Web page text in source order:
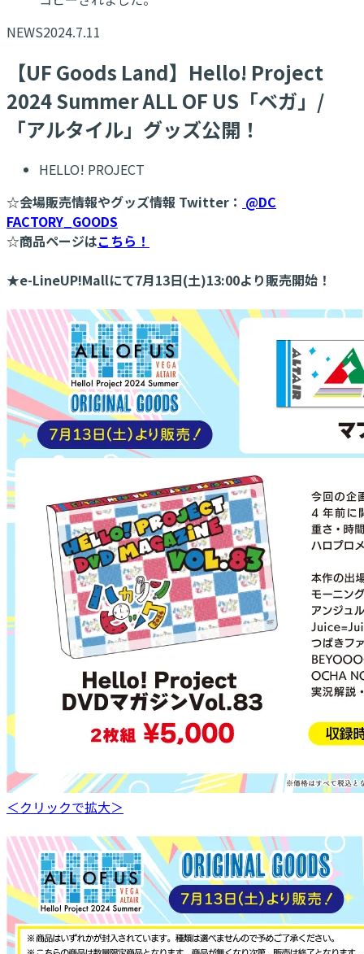
NEWS2024.7.11
【UF Goods Land】Hello! Project
2024 Summer ALL OF US「ベガ」/
「アルタイル」グッズ公開！
HELLO! PROJECT
☆会場販売情報やグッズ情報 Twitter： @DC
FACTORY_GOODS
☆商品ページはこちら！
★e-LineUP!Mallにて7月13日(土)13:00より販売開始！
＜クリックで拡大＞